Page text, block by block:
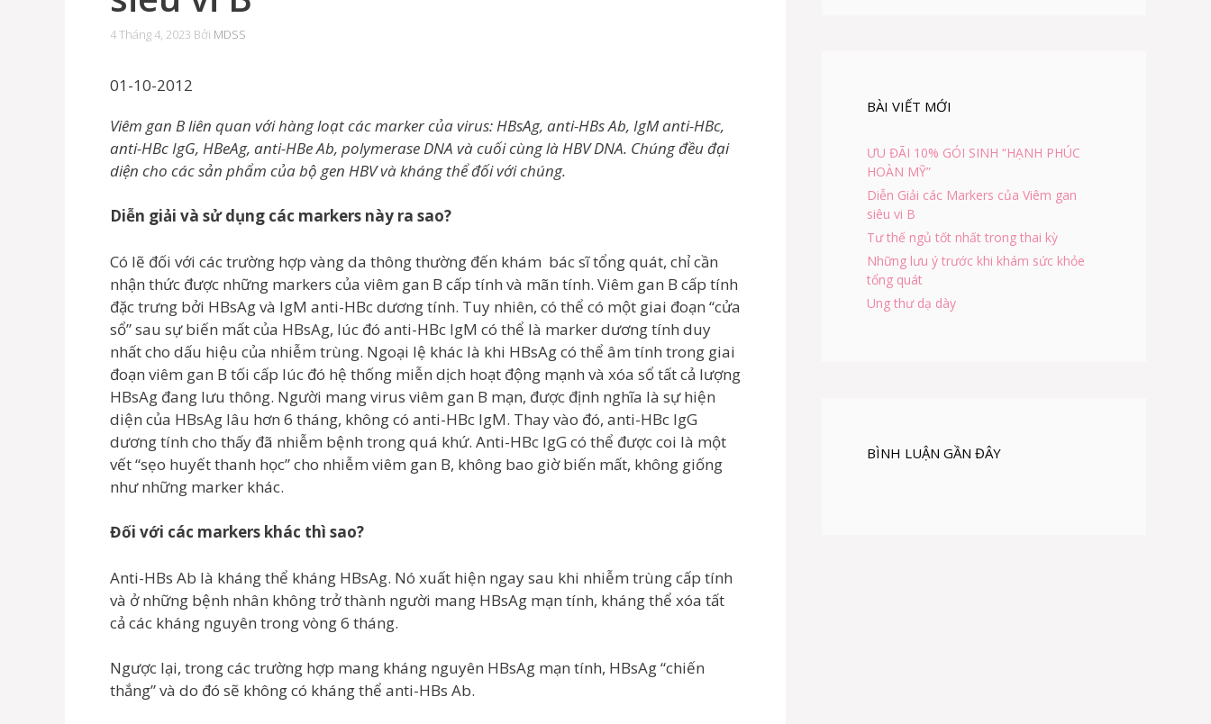
4 Tháng 4, 2023 Bởi MDSS
01-10-2012
Viêm gan B liên quan với hàng loạt các marker của virus: HBsAg, anti-HBs Ab, IgM anti-HBc,
anti-HBc IgG, HBeAg, anti-HBe Ab, polymerase DNA và cuối cùng là HBV DNA. Chúng đều đại
diện cho các sản phẩm của bộ gen HBV và kháng thể đối với chúng.
Diễn giải và sử dụng các markers này ra sao?
Có lẽ đối với các trường hợp vàng da thông thường đến khám bác sĩ tổng quát, chỉ cần
nhận thức được những markers của viêm gan B cấp tính và mãn tính. Viêm gan B cấp tính
đặc trưng bởi HBsAg và IgM anti-HBc dương tính. Tuy nhiên, có thể có một giai đoạn “cửa
sổ” sau sự biến mất của HBsAg, lúc đó anti-HBc IgM có thể là marker dương tính duy
nhất cho dấu hiệu của nhiễm trùng. Ngoại lệ khác là khi HBsAg có thể âm tính trong giai
đoạn viêm gan B tối cấp lúc đó hệ thống miễn dịch hoạt động mạnh và xóa sổ tất cả lượng
HBsAg đang lưu thông. Người mang virus viêm gan B mạn, được định nghĩa là sự hiện
diện của HBsAg lâu hơn 6 tháng, không có anti-HBc IgM. Thay vào đó, anti-HBc IgG
dương tính cho thấy đã nhiễm bệnh trong quá khứ. Anti-HBc IgG có thể được coi là một
vết “sẹo huyết thanh học” cho nhiễm viêm gan B, không bao giờ biến mất, không giống
như những marker khác.
Đối với các markers khác thì sao?
Anti-HBs Ab là kháng thể kháng HBsAg. Nó xuất hiện ngay sau khi nhiễm trùng cấp tính
và ở những bệnh nhân không trở thành người mang HBsAg mạn tính, kháng thể xóa tất
cả các kháng nguyên trong vòng 6 tháng.
Ngược lại, trong các trường hợp mang kháng nguyên HBsAg mạn tính, HBsAg “chiến
thắng” và do đó sẽ không có kháng thể anti-HBs Ab.
BÀI VIẾT MỚI
ƯU ĐÃI 10% GÓI SINH “HẠNH PHÚC
HOÀN MỸ”
Diễn Giải các Markers của Viêm gan
siêu vi B
Tư thế ngủ tốt nhất trong thai kỳ
Những lưu ý trước khi khám sức khỏe
tổng quát
Ung thư dạ dày
BÌNH LUẬN GẦN ĐÂY